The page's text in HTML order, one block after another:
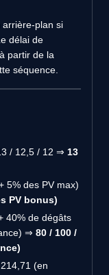
arrière-plan si
délai de
partir de la
séquence.
/ 12,5 / 12 ⇒ 13
5% des PV max)
PV bonus)
40% de dégâts
⇒ 80 / 100 /
(en